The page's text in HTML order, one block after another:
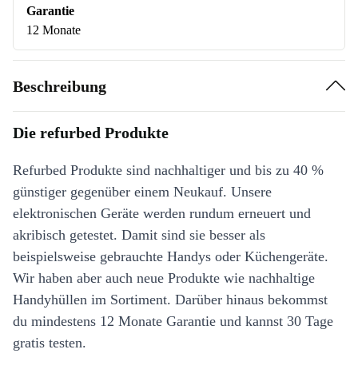
Garantie
12 Monate
Beschreibung
Die refurbed Produkte
Refurbed Produkte sind nachhaltiger und bis zu 40 %
günstiger gegenüber einem Neukauf. Unsere
elektronischen Geräte werden rundum erneuert und
akribisch getestet. Damit sind sie besser als
beispielsweise gebrauchte Handys oder Küchengeräte.
Wir haben aber auch neue Produkte wie nachhaltige
Handyhüllen im Sortiment. Darüber hinaus bekommst
du mindestens 12 Monate Garantie und kannst 30 Tage
gratis testen.